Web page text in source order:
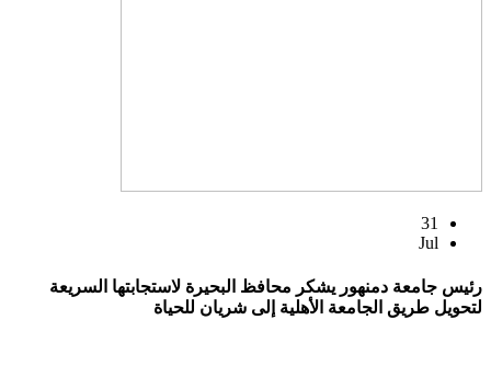
31
Jul
رئيس جامعة دمنهور يشكر محافظ البحيرة لاستجابتها السريعة
لتحويل طريق الجامعة الأهلية إلى شريان للحياة